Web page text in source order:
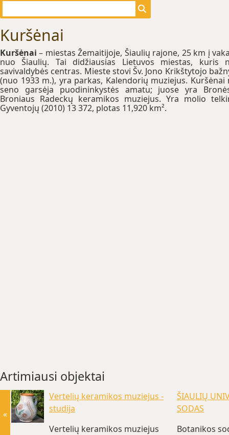
Kuršėnai
Kuršėnai– miestas Žemaitijoje, Šiaulių rajone, 25 km į
nuo Šiaulių. Tai didžiausias Lietuvos miestas, kuris
savivaldybės centras. Mieste stovi Šv. Jono Krikštytojo
(nuo 1933 m.), yra parkas, Kalendorių muziejus. Kuršėnai
seno garsėja puodininkystės amatu; juose yra
Broniaus Radeckų keramikos muziejus. Yra molio
Gyventojų (2010) 13 372, plotas 11,920 km².
Artimiausi objektai
Vertelių keramikos muziejus -
studija
Vertelių keramikos muziejus
ŠIAULIŲ
SODAS
Botanikos
«